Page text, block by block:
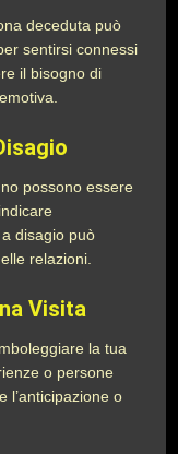
deceduta può
sentirsi connessi
il bisogno di
possono essere
disagio può
relazioni.
Visita
la tua
o persone
l’anticipazione o